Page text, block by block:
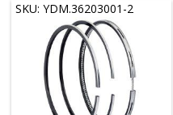
SKU: YDM.36203001-2